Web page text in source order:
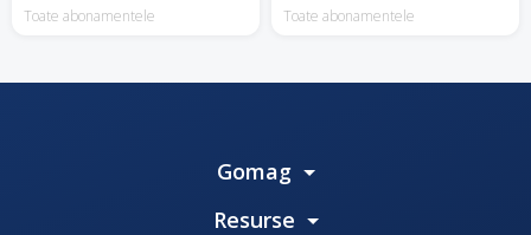
Toate abonamentele Toate abonamentele
Gomag
Resurse